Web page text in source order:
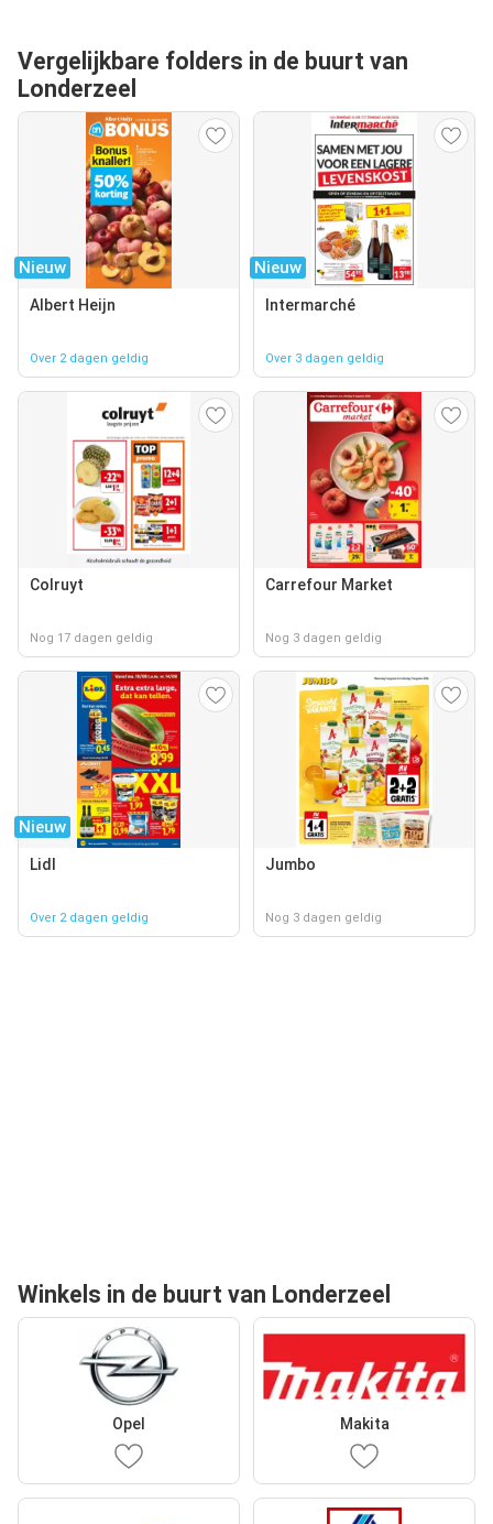
Vergelijkbare folders in de buurt van
Londerzeel
Nieuw
Albert Heijn
Over 2 dagen geldig
Nieuw
Intermarché
Over 3 dagen geldig
Colruyt
Nog 17 dagen geldig
Carrefour Market
Nog 3 dagen geldig
Nieuw
Lidl
Over 2 dagen geldig
Jumbo
Nog 3 dagen geldig
Winkels in de buurt van Londerzeel
Opel Makita